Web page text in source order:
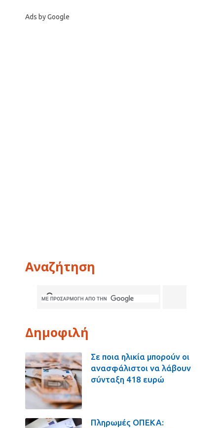
Ads by Google
Αναζήτηση
Δημοφιλή
Σε ποια ηλικία μπορούν οι
ανασφάλιστοι να λάβουν
σύνταξη 418 ευρώ
Πληρωμές ΟΠΕΚΑ: